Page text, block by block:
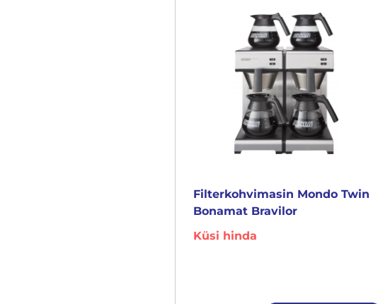
Filterkohvimasin Mondo Twin
Bonamat Bravilor
Küsi hinda